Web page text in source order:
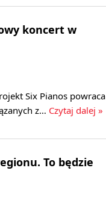
koncert w
Six Pianos powraca
z… Czytaj dalej »
To będzie